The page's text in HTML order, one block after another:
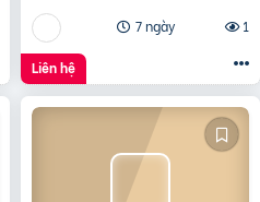
7 ngày
1
Liên hệ